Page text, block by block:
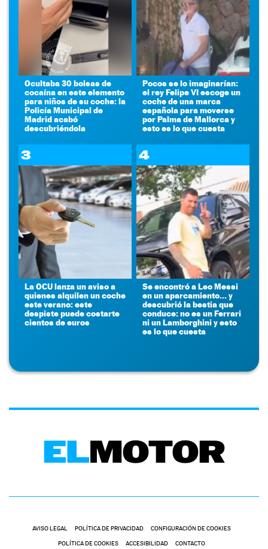
Ocultaba 30 bolsas de
cocaína en este elemento
para niños de su coche: la
Policía Municipal de
Madrid acabó
descubriéndola
Pocos se lo imaginarían:
el rey Felipe VI escoge un
coche de una marca
española para moverse
por Palma de Mallorca y
esto es lo que cuesta
3
La OCU lanza un aviso a
quienes alquilen un coche
este verano: este
despiste puede costarte
cientos de euros
4
Se encontró a Leo Messi
en un aparcamiento... y
descubrió la bestia que
conduce: no es un Ferrari
ni un Lamborghini y esto
es lo que cuesta
AVISO LEGAL POLÍTICA DE PRIVACIDAD CONFIGURACIÓN DE COOKIES
POLÍTICA DE COOKIES ACCESIBILIDAD CONTACTO